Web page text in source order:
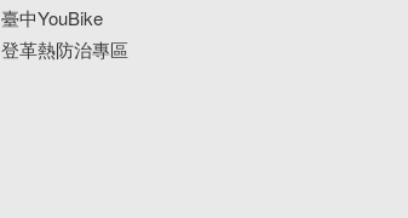
臺中YouBike
登革熱防治專區